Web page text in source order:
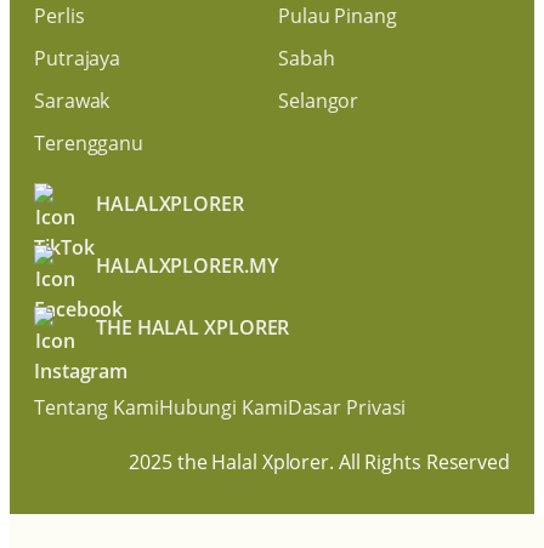
Perlis
Pulau Pinang
Putrajaya
Sabah
Sarawak
Selangor
Terengganu
HALALXPLORER
HALALXPLORER.MY
THE HALAL XPLORER
Tentang KamiHubungi KamiDasar Privasi
2025 the Halal Xplorer. All Rights Reserved